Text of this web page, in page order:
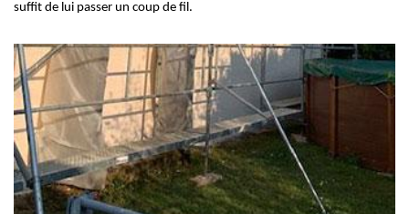
suffit de lui passer un coup de fil.